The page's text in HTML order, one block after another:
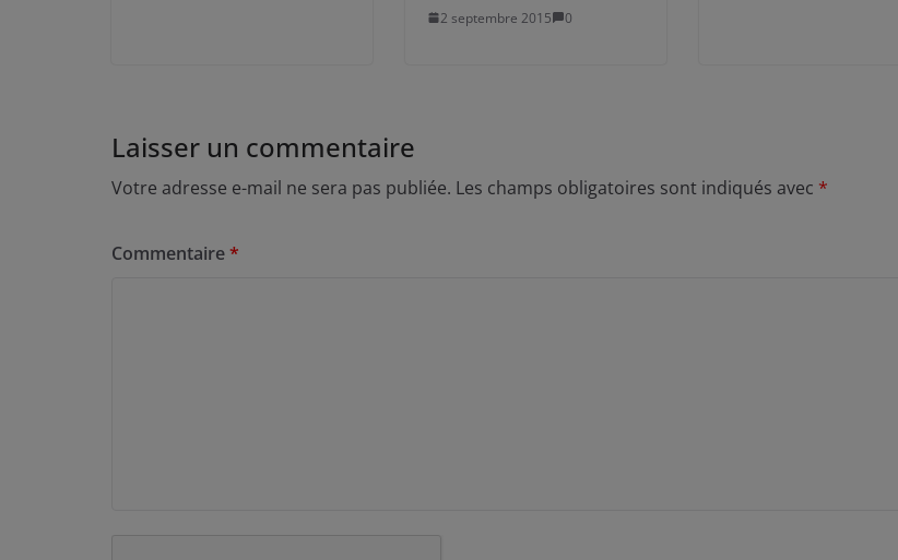
2 septembre 2015 0
Laisser un commentaire
Votre adresse e-mail ne sera pas publiée. Les champs obligatoires sont indiqués avec *
Commentaire*